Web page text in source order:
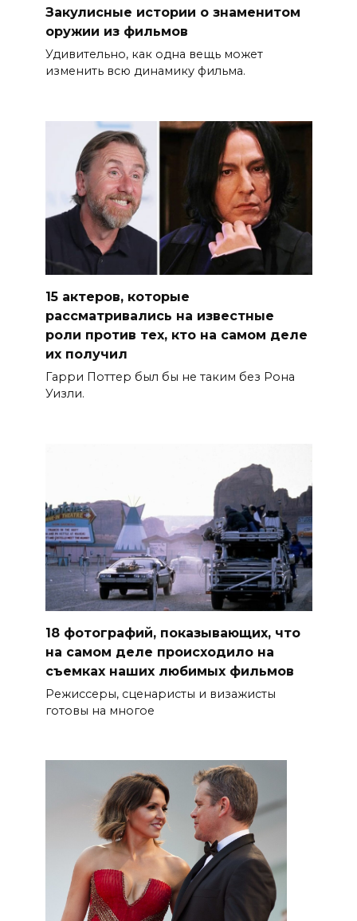
Закулисные истории о знаменитом
оружии из фильмов
Удивительно, как одна вещь может
изменить всю динамику фильма.
15 актеров, которые
рассматривались на известные
роли против тех, кто на самом деле
их получил
Гарри Поттер был бы не таким без Рона
Уизли.
18 фотографий, показывающих, что
на самом деле происходило на
съемках наших любимых фильмов
Режиссеры, сценаристы и визажисты
готовы на многое